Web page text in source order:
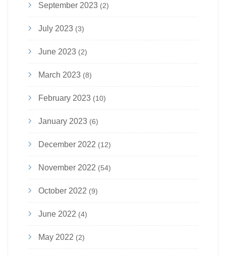
September 2023 (2)
July 2023 (3)
June 2023 (2)
March 2023 (8)
February 2023 (10)
January 2023 (6)
December 2022 (12)
November 2022 (54)
October 2022 (9)
June 2022 (4)
May 2022 (2)